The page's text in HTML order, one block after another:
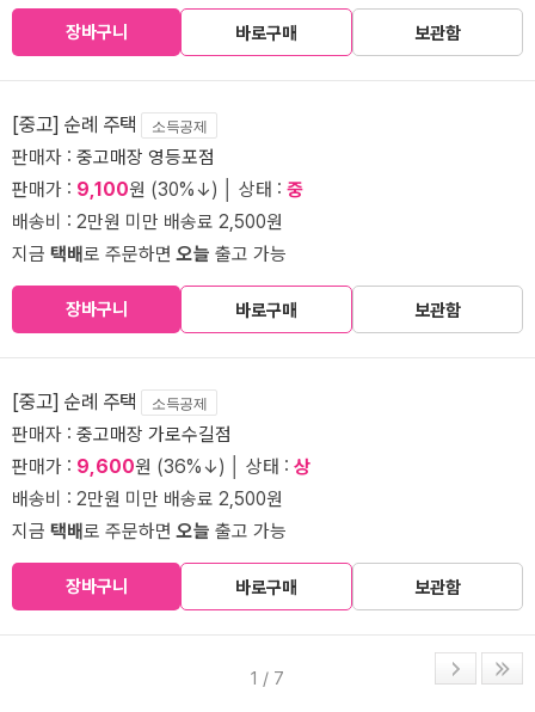
장바구니 바로구매 보관함
[중고] 순례 주택 소득공제
판매자 : 중고매장 영등포점
판매가 : 9,100원 (30%↓) │ 상태 : 중
배송비 : 2만원 미만 배송료 2,500원
지금 택배로 주문하면오늘 출고 가능
장바구니 바로구매 보관함
[중고] 순례 주택 소득공제
판매자 : 중고매장 가로수길점
판매가 : 9,600원 (36%↓) │ 상태 : 상
배송비 : 2만원 미만 배송료 2,500원
지금 택배로 주문하면오늘 출고 가능
장바구니 바로구매 보관함
1 / 7